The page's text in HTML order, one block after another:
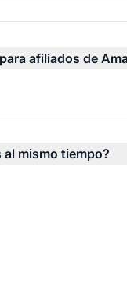
afiliados de
mismo tiempo?